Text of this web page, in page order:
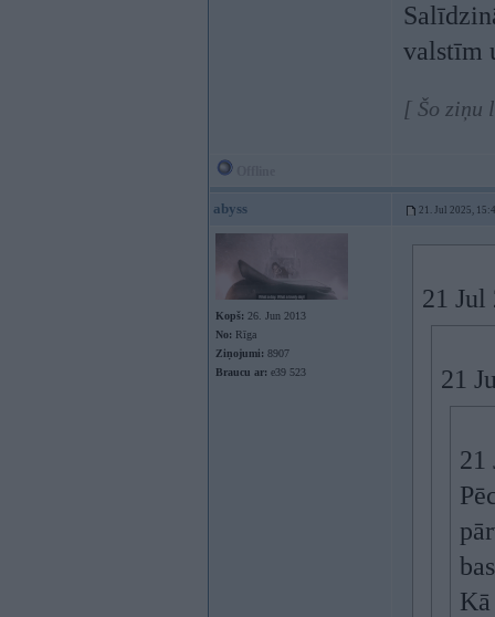
valstīm
[ Šo ziņu
abyss 21. Jul 2025,
Kopš: 26. Jun 2013
No: Rīga
Ziņojumi: 8907
Braucu ar: e39 523
21
21
21